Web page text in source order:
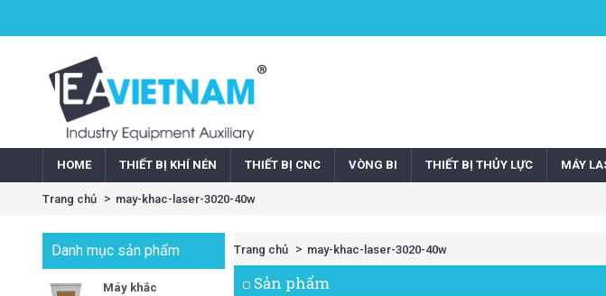
HOME THIẾT BỊ KHÍ NÉN THIẾT BỊ CNC VÒNG BI THIẾT BỊ THỦY LỰC MÁY
Trang chủ may-khac-laser-3020-40w
Danh mục sản phẩm
Máy khắc
Trang chủ may-khac-laser-3020-40w
Sản phẩm